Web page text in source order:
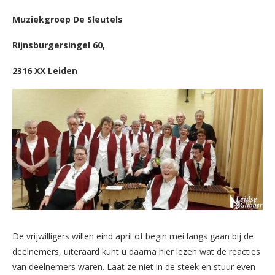
Muziekgroep De Sleutels
Rijnsburgersingel 60,
2316 XX Leiden
De vrijwilligers willen eind april of begin mei langs gaan bij de
deelnemers, uiteraard kunt u daarna hier lezen wat de reacties
van deelnemers waren. Laat ze niet in de steek en stuur even